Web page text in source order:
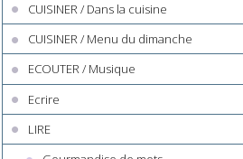
CUISINER / Dans la cuisine
CUISINER / Menu du dimanche
ECOUTER / Musique
Ecrire
LIRE